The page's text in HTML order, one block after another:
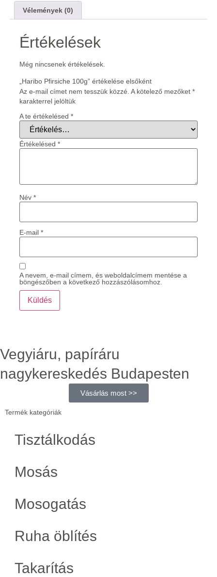
Vélemények (0)
Értékelések
Még nincsenek értékelések.
„Haribo Pfirsiche 100g” értékelése elsőként
Az e-mail címet nem tesszük közzé. A kötelező mezőket *
karakterrel jelöltük
A te értékelésed *
Értékelésed *
Név *
E-mail *
A nevem, e-mail címem, és weboldalcímem mentése a
böngészőben a következő hozzászólásomhoz.
Vegyiáru, papíráru
nagykereskedés Budapesten
Vásárlás most >>
Termék kategóriák
Tisztálkodás
Mosás
Mosogatás
Ruha öblítés
Takarítás